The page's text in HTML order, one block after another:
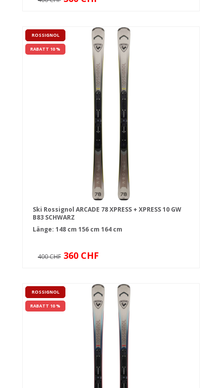
ROSSIGNOL
RABATT 10 %
Ski Rossignol ARCADE 78 XPRESS + XPRESS 10 GW
B83 SCHWARZ
Länge: 148 cm 156 cm 164 cm
400 CHF 360 CHF
ROSSIGNOL
RABATT 10 %